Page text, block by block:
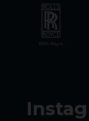
Rolls-Royce